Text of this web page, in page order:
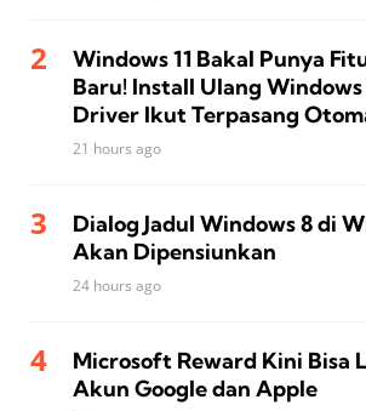
Windows 11 Bakal Punya
Baru! Install Ulang Windows
Driver Ikut Terpasang
21 hours ago
Dialog Jadul Windows 8 di
Akan Dipensiunkan
24 hours ago
Microsoft Reward Kini Bisa
Akun Google dan Apple